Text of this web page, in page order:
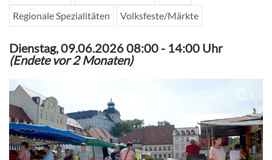
Regionale Spezialitäten
Volksfeste/Märkte
Dienstag, 09.06.2026 08:00 - 14:00 Uhr
(Endete vor 2 Monaten)
1